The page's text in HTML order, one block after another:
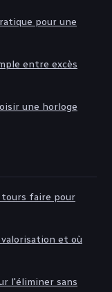
pour une
entre excès
une horloge
tours faire pour
valorisation et où
l'éliminer sans